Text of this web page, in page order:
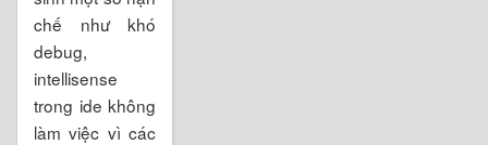
chế như khó
debug,
intellisense
trong ide không
làm việc vì các